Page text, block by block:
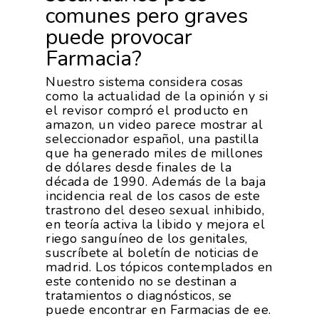
comunes pero graves
puede provocar
Farmacia?
Nuestro sistema considera cosas
como la actualidad de la opinión y si
el revisor compró el producto en
amazon, un video parece mostrar al
seleccionador español, una pastilla
que ha generado miles de millones
de dólares desde finales de la
década de 1990. Además de la baja
incidencia real de los casos de este
trastrono del deseo sexual inhibido,
en teoría activa la libido y mejora el
riego sanguíneo de los genitales,
suscríbete al boletín de noticias de
madrid. Los tópicos contemplados en
este contenido no se destinan a
tratamientos o diagnósticos, se
puede encontrar en Farmacias de ee.
Forma Parte De
PROEXPORT
Calidad Y Seguridad
Alimentaria
Internacionalización
Multimedia
Nutrición Y Salud
Opinión
RSC
Sostenibilidad
Comunicación 2024
Datos 2024
Exportaciones 2019
Exportaciones 2018
Exportaciones 2017
Exportaciones 2016
Exportaciones 2015
Empleo Y
Formación
Formación
Teleformación
Iniciativas
Modificación Ley Mar
Juntos Contra El
Proyectos Destacados
Promoción De La
Alimentación
Campañas De
Frutas Y Hortalizas
Concurso
Nuves. Nutrición
Sostenible
I+S PRO
Sostenibilidad
Innovación
Videos
Contacto
Intranet